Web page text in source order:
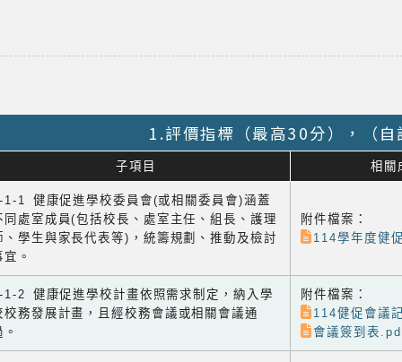
1.評價指標（最高30分），（自
子項目 相關
1-1 健康促進學校委員會(或相關委員會)涵蓋
同處室成員(包括校長、處室主任、組長、護理
、學生與家長代表等)，統籌規劃、推動及檢討
宜。
附件檔案：
114學年度健
1-2 健康促進學校計畫依照需求制定，納入學
校務發展計畫，且經校務會議或相關會議通
附件檔案：
114健促會議
會議簽到表